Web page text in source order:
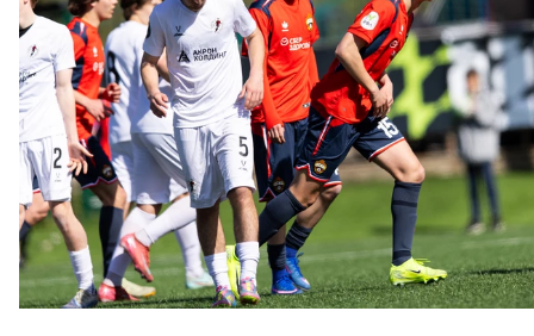
ЮФЛ U17 | ПФК ЦСКА - Акрон - Академия Коноплёва
26 АПРЕЛЯ 2026 18:11